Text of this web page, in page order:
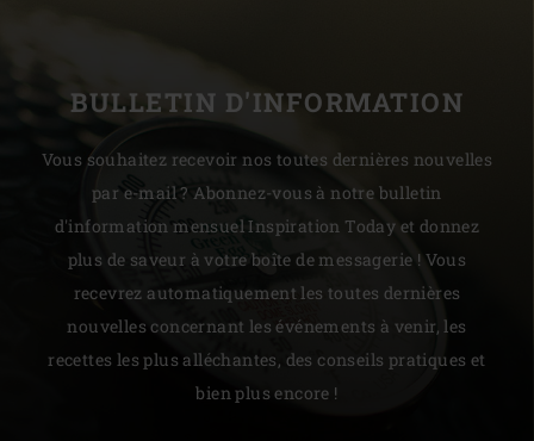
BULLETIN D'INFORMATION
Vous souhaitez recevoir nos toutes dernières nouvelles
par e-mail ? Abonnez-vous à notre bulletin
d'information mensuel Inspiration Today et donnez
plus de saveur à votre boîte de messagerie ! Vous
recevrez automatiquement les toutes dernières
nouvelles concernant les événements à venir, les
recettes les plus alléchantes, des conseils pratiques et
bien plus encore !